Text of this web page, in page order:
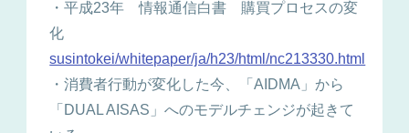
・平成23年 情報通信白書 購買プロセスの変
化
susintokei/whitepaper/ja/h23/html/nc213330.html
・消費者行動が変化した今、「AIDMA」から
「DUAL AISAS」へのモデルチェンジが起きて